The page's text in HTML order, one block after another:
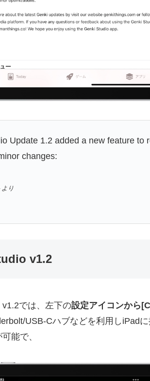
Update 1.2 added a new feature to
changes:
より
v1.2
では、左下の設定アイコンか
USB-Cハブなどを利用しiPad
能で、